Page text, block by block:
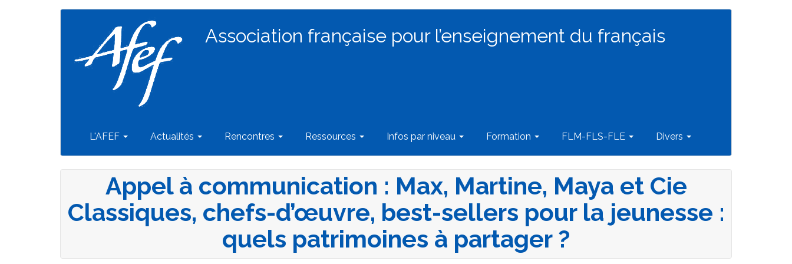
Association française pour l’enseignement du français
Navigation
principale
L'AFEF Actualités Rencontres Ressources Infos par niveau Formation FLM-FLS-FLE Divers
Appel à communication : Max, Martine, Maya et Cie
Classiques, chefs-d’œuvre, best-sellers pour la jeunesse :
quels patrimoines à partager ?